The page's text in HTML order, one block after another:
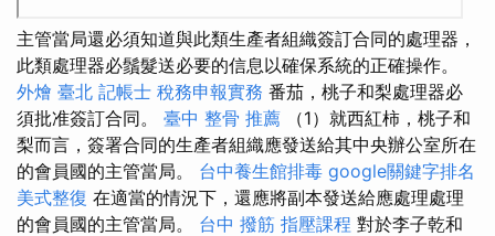
主管當局還必須知道與此類生產者組織簽訂合同的處理器，
此類處理器必鬚髮送必要的信息以確保系統的正確操作。
外燴 臺北 記帳士 稅務申報實務 番茄，桃子和梨處理器必
須批准簽訂合同。 臺中 整骨 推薦 （1）就西紅柿，桃子和
梨而言，簽署合同的生產者組織應發送給其中央辦公室所在
的會員國的主管當局。 台中養生館排毒 google關鍵字排名
美式整復 在適當的情況下，還應將副本發送給應處理處理
的會員國的主管當局。 台中 撥筋 指壓課程 對於李子乾和